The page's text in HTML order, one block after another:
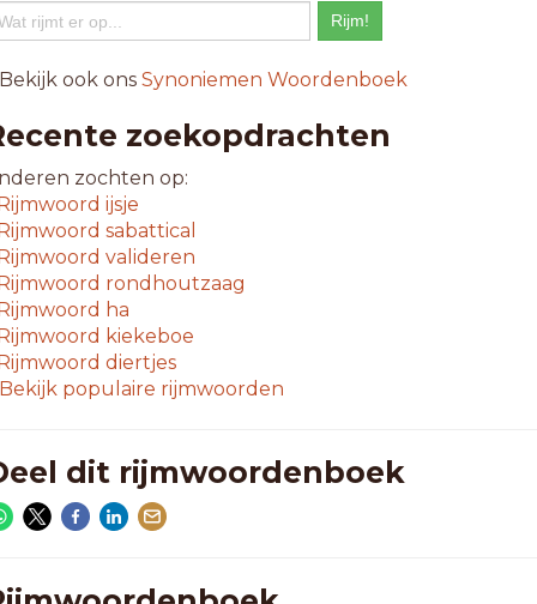
letterwoorden
ook ons Synoniemen Woordenboek
zoekopdrachten
zochten op:
ijsje
sabattical
valideren
rondhoutzaag
ha
kiekeboe
diertjes
Bekijk populaire rijmwoorden
dit rijmwoordenboek